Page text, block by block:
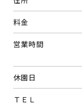
料金
営業時間
休園日
ＴＥＬ